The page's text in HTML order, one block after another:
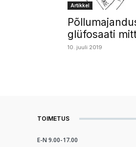
Artikkel
glüfosaati
10. juuli 2019
TOIMETUS
E-N 9.00-17.00